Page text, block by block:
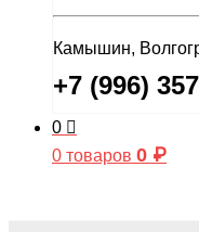
Камышин,
+7 (996)
0
0 товаров 0 ₽